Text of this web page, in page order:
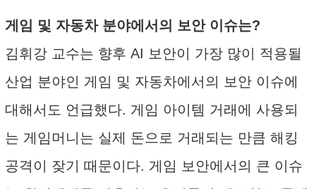
게임 및 자동차 분야에서의 보안 이슈는?
김휘강 교수는 향후 AI 보안이 가장 많이 적용될
산업 분야인 게임 및 자동차에서의 보안 이슈에
대해서도 언급했다. 게임 아이템 거래에 사용되
는 게임머니는 실제 돈으로 거래되는 만큼 해킹
공격이 잦기 때문이다. 게임 보안에서의 큰 이슈